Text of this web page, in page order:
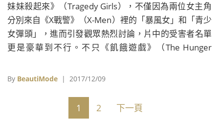
妹妹殺起來》（Tragedy Girls），不僅因為兩位女主角
分別來自《X戰警》（X-Men）裡的「暴風女」和「青少
女彈頭」，進而引發觀眾熱烈討論，片中的受害者名單
更是豪華到不行。不只《飢餓遊戲》（The Hunger
片中遭亂刀殺害，在《人生剩利組》（Brad's Status）
（Austin Abrams）也慘遭奪命，甚至連梅格萊恩
（Meg Ryan）的親生兒子傑克奎德（Jack Quaid）也一
By BeautiMode | 2017/12/09
1 2 下一頁